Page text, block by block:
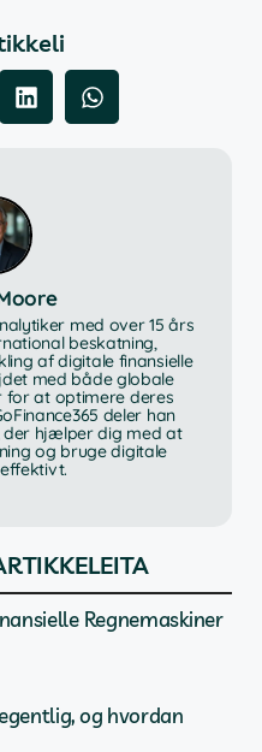
med over 15 års
beskatning,
af digitale finansielle
med både globale
for at optimere deres
deler han
der hjælper dig med at
og bruge digitale
Regnemaskiner
og hvordan